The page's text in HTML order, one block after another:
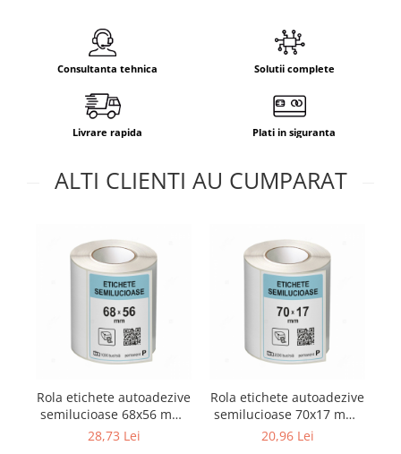
Consultanta tehnica Solutii complete
Livrare rapida Plati in siguranta
ALTI CLIENTI AU CUMPARAT
Rola etichete autoadezive
semilucioase 68x56 mm,
adeziv permanent, 1000
28,73 Lei
Rola etichete autoadezive
semilucioase 70x17 mm,
adeziv permanent, 2000
20,96 Lei